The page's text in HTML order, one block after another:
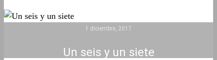
1 diciembre, 2017
Un seis y un siete